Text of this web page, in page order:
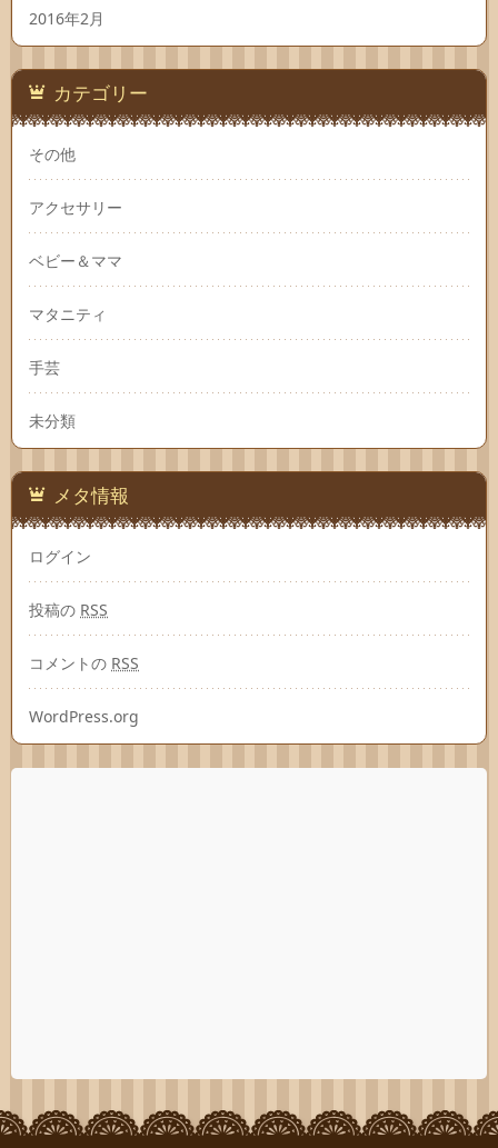
2016年2月
カテゴリー
その他
アクセサリー
ベビー＆ママ
マタニティ
手芸
未分類
メタ情報
ログイン
投稿の RSS
コメントの RSS
WordPress.org